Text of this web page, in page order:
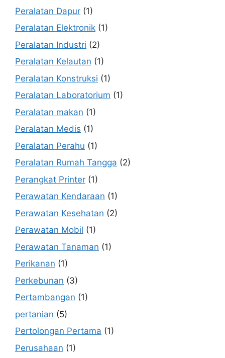
Peralatan Dapur (1)
Peralatan Elektronik (1)
Peralatan Industri (2)
Peralatan Kelautan (1)
Peralatan Konstruksi (1)
Peralatan Laboratorium (1)
Peralatan makan (1)
Peralatan Medis (1)
Peralatan Perahu (1)
Peralatan Rumah Tangga (2)
Perangkat Printer (1)
Perawatan Kendaraan (1)
Perawatan Kesehatan (2)
Perawatan Mobil (1)
Perawatan Tanaman (1)
Perikanan (1)
Perkebunan (3)
Pertambangan (1)
pertanian (5)
Pertolongan Pertama (1)
Perusahaan (1)